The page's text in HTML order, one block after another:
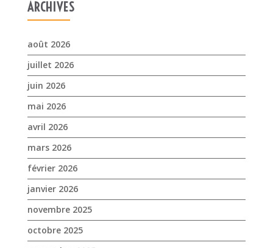
mai 2026
mars 2026
février 2026
janvier 2026
novembre 2025
octobre 2025
septembre 2025
juillet 2025
avril 2025
mars 2025
février 2025